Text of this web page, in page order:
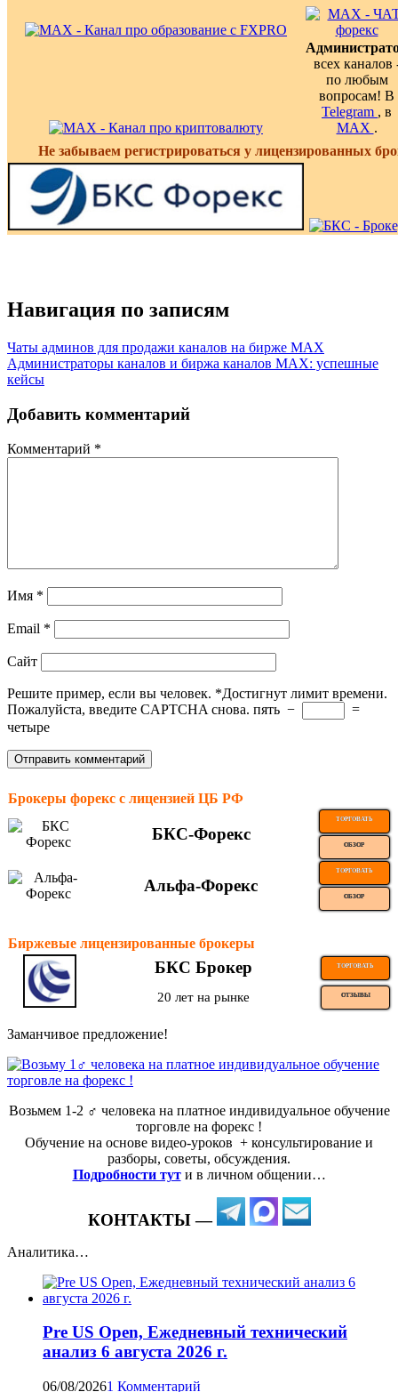
всех каналов
по любым
вопросам! В
Telegram , в
MAX .
Не забываем регистрироваться у лицензированных
Навигация по записям
Чаты админов для продажи каналов на бирже MAX
Администраторы каналов и биржа каналов MAX: успешные
кейсы
Добавить комментарий
Комментарий *
Имя *
Email *
Сайт
Решите пример, если вы человек. *Достигнут лимит времени.
Пожалуйста, введите CAPTCHA снова. пять −
=
четыре
Брокеры форекс с лицензией ЦБ РФ
БКС-Форекс
ТОРГОВАТЬ
ОБЗОР
Альфа-Форекс
ТОРГОВАТЬ
ОБЗОР
Биржевые лицензированные брокеры
БКС Брокер ТОРГОВАТЬ
20 лет на рынке ОТЗЫВЫ
Заманчивое предложение!
Возьмем 1-2 ‍♂️ человека на платное индивидуальное обучение
торговле на форекс !
Обучение на основе видео-уроков ️ + консультирование и
разборы, советы, обсуждения.
Подробности тут и в личном общении…
КОНТАКТЫ —
Аналитика…
Pre US Open, Ежедневный технический
анализ 6 августа 2026 г.
06/08/20261 Комментарий